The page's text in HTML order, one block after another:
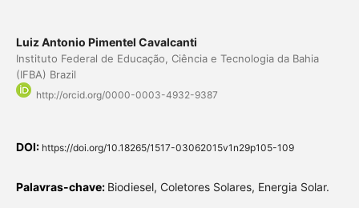
Luiz Antonio Pimentel Cavalcanti
Instituto Federal de Educação, Ciência e Tecnologia da Bahia
(IFBA) Brazil
http://orcid.org/0000-0003-4932-9387
DOI: https://doi.org/10.18265/1517-03062015v1n29p105-109
Palavras-chave: Biodiesel, Coletores Solares, Energia Solar.